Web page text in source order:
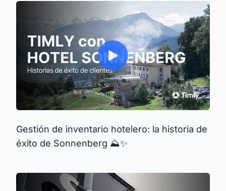
Gestión de inventario hotelero: la historia de
éxito de Sonnenberg ⛰️✨